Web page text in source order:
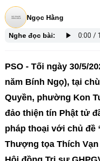
Ngọc Hằng
Nghe đọc bài:
PSO - Tối ngày 30/5/
năm Bính Ngọ), tại
Quyền, phường Kon
đảo thiện tín Phật tử
pháp thoại với chủ đề
Thượng tọa Thích